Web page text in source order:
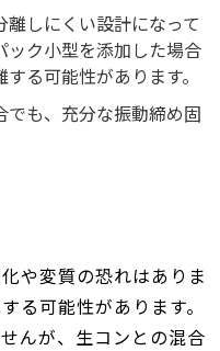
しにくい設計になって
ック小型を添加した場合
る可能性があります。
でも、充分な振動締め固
や変質の恐れはありま
る可能性があります。
んが、生コンとの混合